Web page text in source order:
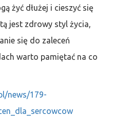
żyć dłużej i cieszyć się
jest zdrowy styl życia,
się do zaleceń
warto pamiętać na co
news/179-